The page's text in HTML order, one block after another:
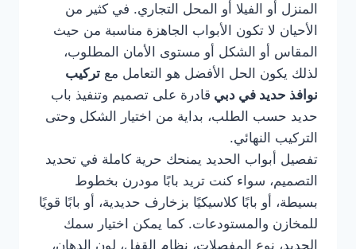
المنزل أو الفيلا أو المحل التجاري. في كثير من
الأحيان لا تكون الأبواب الجاهزة مناسبة من حيث
المقاس أو الشكل أو مستوى الأمان المطلوب،
لذلك يكون الحل الأفضل هو التعامل مع تركيب
نوافذ حديد في دبي قادرة على تصميم وتنفيذ باب
حديد حسب الطلب، بداية من اختيار الشكل وحتى
التركيب النهائي.
تفصيل أبواب الحديد يمنحك حرية كاملة في تحديد
التصميم، سواء كنت تريد بابًا مودرن بخطوط
بسيطة، أو بابًا كلاسيكيًا بزخارف حديدية، أو بابًا قويًا
للمخازن والمستودعات. كما يمكن اختيار سمك
الحديد، نوع المفصلات، نظام القفل، لون الدهان،